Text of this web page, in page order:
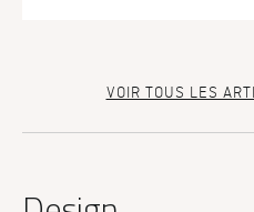
VOIR TOUS LES